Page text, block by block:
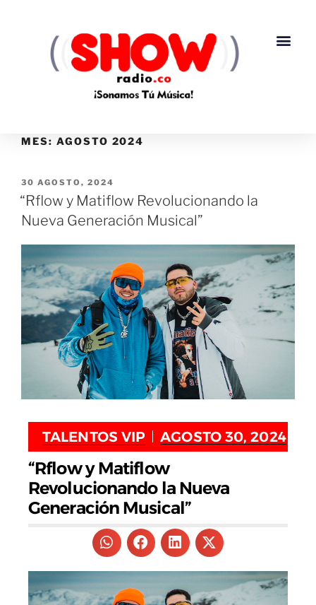
MES: AGOSTO 2024
30 AGOSTO, 2024
“Rflow y Matiflow Revolucionando la
Nueva Generación Musical”
TALENTOS VIP AGOSTO 30, 2024
“Rflow y Matiflow
Revolucionando la Nueva
Generación Musical”